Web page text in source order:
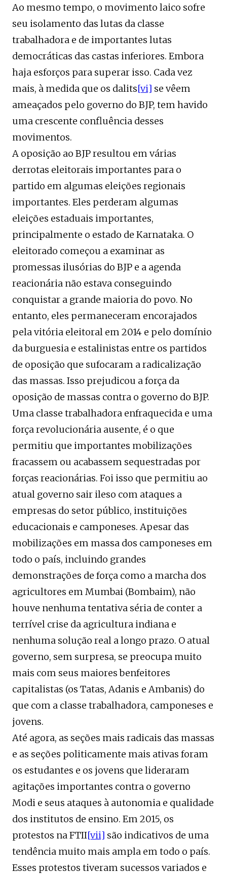
Ao mesmo tempo, o movimento laico sofre
seu isolamento das lutas da classe
trabalhadora e de importantes lutas
democráticas das castas inferiores. Embora
haja esforços para superar isso. Cada vez
mais, à medida que os dalits[vi] se vêem
ameaçados pelo governo do BJP, tem havido
uma crescente confluência desses
movimentos.
A oposição ao BJP resultou em várias
derrotas eleitorais importantes para o
partido em algumas eleições regionais
importantes. Eles perderam algumas
eleições estaduais importantes,
principalmente o estado de Karnataka. O
eleitorado começou a examinar as
promessas ilusórias do BJP e a agenda
reacionária não estava conseguindo
conquistar a grande maioria do povo. No
entanto, eles permaneceram encorajados
pela vitória eleitoral em 2014 e pelo domínio
da burguesia e estalinistas entre os partidos
de oposição que sufocaram a radicalização
das massas. Isso prejudicou a força da
oposição de massas contra o governo do BJP.
Uma classe trabalhadora enfraquecida e uma
força revolucionária ausente, é o que
permitiu que importantes mobilizações
fracassem ou acabassem sequestradas por
forças reacionárias. Foi isso que permitiu ao
atual governo sair ileso com ataques a
empresas do setor público, instituições
educacionais e camponeses. Apesar das
mobilizações em massa dos camponeses em
todo o país, incluindo grandes
demonstrações de força como a marcha dos
agricultores em Mumbai (Bombaim), não
houve nenhuma tentativa séria de conter a
terrível crise da agricultura indiana e
nenhuma solução real a longo prazo. O atual
governo, sem surpresa, se preocupa muito
mais com seus maiores benfeitores
capitalistas (os Tatas, Adanis e Ambanis) do
que com a classe trabalhadora, camponeses e
jovens.
Até agora, as seções mais radicais das massas
e as seções politicamente mais ativas foram
os estudantes e os jovens que lideraram
agitações importantes contra o governo
Modi e seus ataques à autonomia e qualidade
dos institutos de ensino. Em 2015, os
protestos na FTII[vii] são indicativos de uma
tendência muito mais ampla em todo o país.
Esses protestos tiveram sucessos variados e